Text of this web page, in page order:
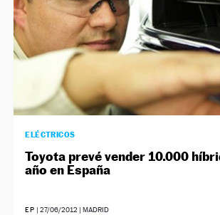
ELÉCTRICOS
Toyota prevé vender 10.000
año en España
EP | 27/06/2012 | MADRID